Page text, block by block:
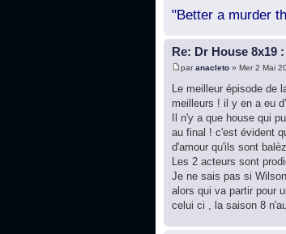
"Better a murder
Re: Dr House 8x19
paranacleto » Mer 2 Mai
Le meilleur épisode de
meilleurs ! il y en a eu
Il n'y a que house qui
au final ! c'est évident
d'amour qu'ils sont
Les 2 acteurs sont
Je ne sais pas si
alors qui va partir pour
celui ci , la saison 8